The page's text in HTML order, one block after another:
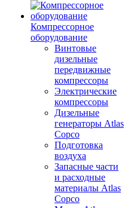
Компрессорное
оборудование
Винтовые
дизельные
передвижные
компрессоры
Электрические
компрессоры
Дизельные
генераторы Atlas
Copco
Подготовка
воздуха
Запасные части
и расходные
материалы Atlas
Copco